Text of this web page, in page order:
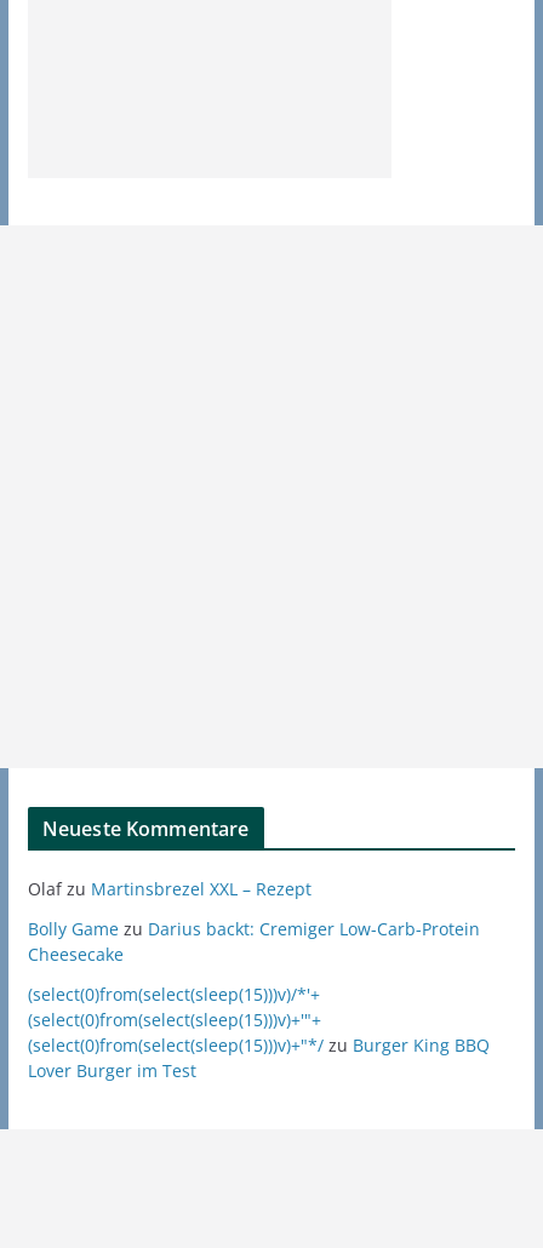
Neueste Kommentare
Olafzu Martinsbrezel XXL – Rezept
Bolly Gamezu Darius backt: Cremiger Low-Carb-Protein
Cheesecake
(select(0)from(select(sleep(15)))v)/*'+
(select(0)from(select(sleep(15)))v)+'"+
(select(0)from(select(sleep(15)))v)+"*/zu Burger King BBQ
Lover Burger im Test